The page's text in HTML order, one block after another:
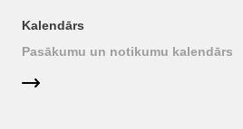
Kalendārs
Pasākumu un notikumu kalendārs